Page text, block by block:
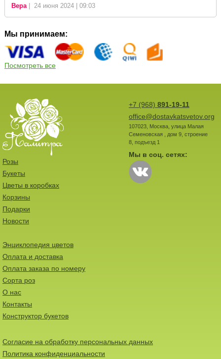
Вера| 24 июня 2024 | 09:03
Мы принимаем:
Посмотреть все
+7 (968) 891-19-11
office@dostavkatsvetov.org
107023, Москва, улица Малая
Семеновская , дом 9, строение
8, подъезд 1
Мы в соц. сетях:
Розы
Букеты
Цветы в коробках
Корзины
Подарки
Новости
Энциклопедия цветов
Оплата и доставка
Оплата заказа по номеру
Сорта роз
О нас
Контакты
Конструктор букетов
Согласие на обработку персональных данных
Политика конфиденциальности